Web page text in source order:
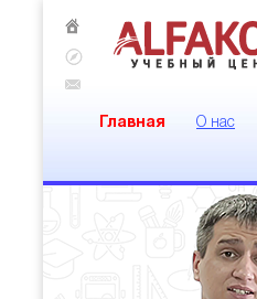
Главная О нас